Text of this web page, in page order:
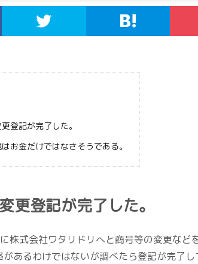
登記が完了した。
お金だけではなさそうである。
更登記が完了した。
株式会社ワタリドリへと商号等の変更など
あるわけではないが調べたら登記が完了し